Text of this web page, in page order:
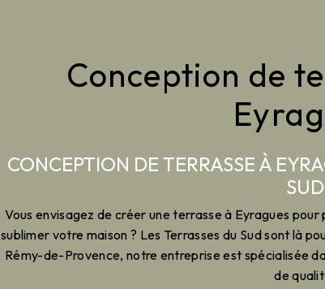
Conception de
CONCEPTION DE TERRASSE À
SUD
Vous envisagez de créer une terrasse à Eyragues
sublimer votre maison ? Les Terrasses du Sud sont là
Rémy-de-Provence, notre entreprise est spécialisée
de